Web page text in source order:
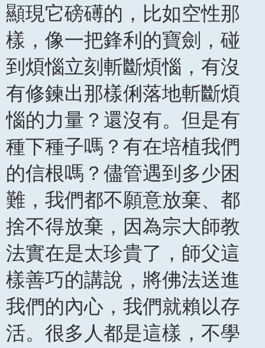
顯現它磅礡的，比如空性那
樣，像一把鋒利的寶劍，碰
到煩惱立刻斬斷煩惱，有沒
有修鍊出那樣俐落地斬斷煩
惱的力量？還沒有。但是有
種下種子嗎？有在培植我們
的信根嗎？儘管遇到多少困
難，我們都不願意放棄、都
捨不得放棄，因為宗大師教
法實在是太珍貴了，師父這
樣善巧的講說，將佛法送進
我們的內心，我們就賴以存
活。很多人都是這樣，不學